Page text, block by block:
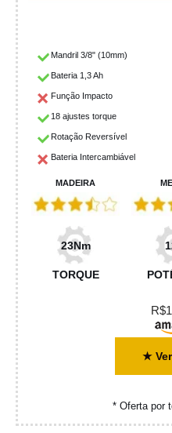
Mandril 3/8" (10mm)
Bateria 1,3 Ah
Função Impacto
18 ajustes torque
Rotação Reversível
Bateria Intercambiável
MADEIRA
23Nm
TORQUE
★
* Oferta por